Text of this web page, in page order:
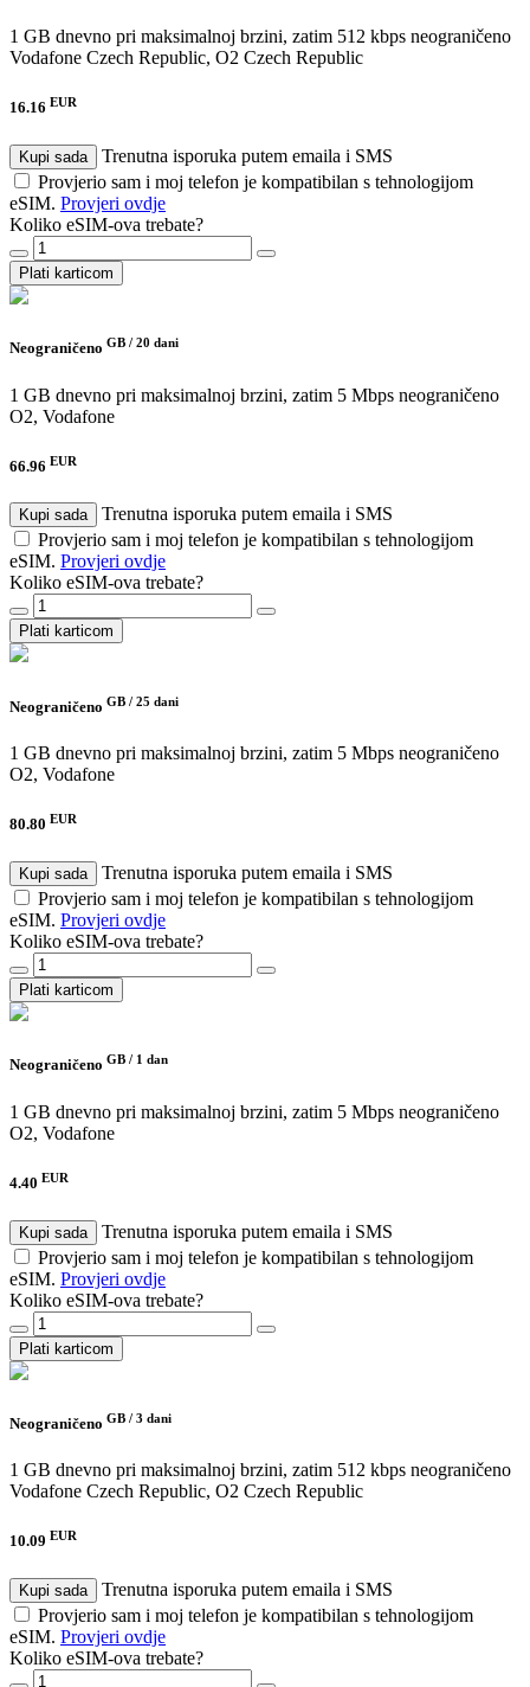
1 GB dnevno pri maksimalnoj brzini, zatim 512 kbps neograničeno
Vodafone Czech Republic, O2 Czech Republic
16.16 EUR
Kupi sada
Trenutna isporuka putem emaila i SMS
Provjerio sam i moj telefon je kompatibilan s tehnologijom
eSIM. Provjeri ovdje
Koliko eSIM-ova trebate?
Plati karticom
Neograničeno GB / 20 dani
1 GB dnevno pri maksimalnoj brzini, zatim 5 Mbps neograničeno
O2, Vodafone
66.96 EUR
Kupi sada
Trenutna isporuka putem emaila i SMS
Provjerio sam i moj telefon je kompatibilan s tehnologijom
eSIM. Provjeri ovdje
Koliko eSIM-ova trebate?
Plati karticom
Neograničeno GB / 25 dani
1 GB dnevno pri maksimalnoj brzini, zatim 5 Mbps neograničeno
O2, Vodafone
80.80 EUR
Kupi sada
Trenutna isporuka putem emaila i SMS
Provjerio sam i moj telefon je kompatibilan s tehnologijom
eSIM. Provjeri ovdje
Koliko eSIM-ova trebate?
Plati karticom
Neograničeno GB / 1 dan
1 GB dnevno pri maksimalnoj brzini, zatim 5 Mbps neograničeno
O2, Vodafone
4.40 EUR
Kupi sada
Trenutna isporuka putem emaila i SMS
Provjerio sam i moj telefon je kompatibilan s tehnologijom
eSIM. Provjeri ovdje
Koliko eSIM-ova trebate?
Plati karticom
Neograničeno GB / 3 dani
1 GB dnevno pri maksimalnoj brzini, zatim 512 kbps neograničeno
Vodafone Czech Republic, O2 Czech Republic
10.09 EUR
Kupi sada
Trenutna isporuka putem emaila i SMS
Provjerio sam i moj telefon je kompatibilan s tehnologijom
eSIM. Provjeri ovdje
Koliko eSIM-ova trebate?